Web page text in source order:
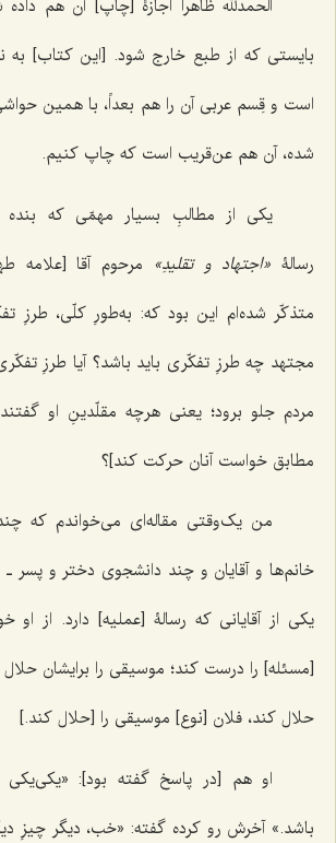
الحمدلله ظاهراً اجازۀ [چاپ] آن هم
بایستی که از طبع خارج شود. [این کتاب] به
است و قِسم عربی‌ آن را هم بعداً، با همین
شده، آن هم عن‌قریب است که چاپ کنیم.
یکی از مطالبِ بسیار مهمّی که بنده
رسالۀ «اجتهاد و تقلیدِ» مرحوم آقا [علامه
متذکّر شده‌ام این بود که: به‌طورِ کلّی، طرزِ
مجتهد چه طرزِ تفکّری باید باشد؟ آیا طرزِ
مردم جلو برود؛ یعنی هرچه مقلّدینِ او
مطابق خواست آنان حرکت کند]؟
من یک‌وقتی مقاله‌ای می‌خواندم که
خانم‌ها و آقایان و چند دانشجوی دختر و پسر
یکی از آقایانی که رسالۀ [عملیه] دارد. از او
[مسئله] را درست کند؛ موسیقی را برایشان
حلال کند، فلان [نوع] موسیقی را [حلال کند.]
او هم [در پاسخ گفته بود]: «یکی‌یکی
باشد.» آخرش رو کرده گفته: «خب، دیگر چیزِ